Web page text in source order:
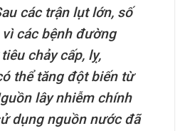
các trận lụt lớn, số
các bệnh đường
chảy cấp, lỵ,
thể tăng đột biến từ
lây nhiễm chính
dụng nguồn nước đã